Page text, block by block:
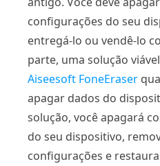
configurações do seu
entregá-lo ou vendê-lo
parte, uma solução
Aiseesoft FoneEraser
apagar dados do
solução, você apagará
do seu dispositivo,
configurações e